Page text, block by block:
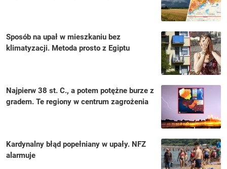
Sposób na upał w mieszkaniu bez
klimatyzacji. Metoda prosto z Egiptu
Najpierw 38 st. C., a potem potężne burze z
gradem. Te regiony w centrum zagrożenia
Kardynalny błąd popełniany w upały. NFZ
alarmuje